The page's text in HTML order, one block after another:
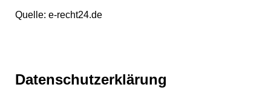
Quelle: e-recht24.de
Datenschutzerklärung